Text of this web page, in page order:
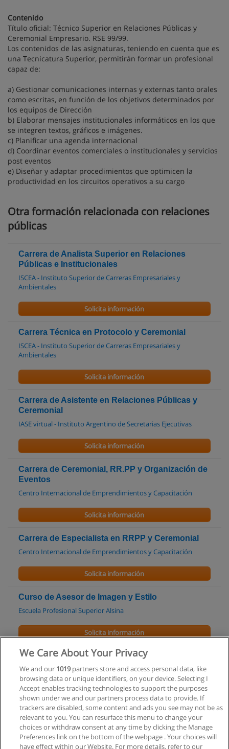
Contenido
Título oficial: Técnico Superior en Relaciones Públicas y
Ceremonial Empresario. RSE 99/99.
Los contenidos de las asignaturas, teniendo en cuenta que es
una Tecnicatura Superior, permitirán formar un profesional
capaz de:
a) Gestionar comunicaciones internas y externas tanto orales
como escritas, en función de los objetivos determinados por
los equipos de Dirección
b) Elaborar mensajes institucionales informáticos en los que
se integren textos, gráficos e imágenes.
c) Planificar una agenda internacional
d) Coordinar eventos comerciales o institucionales y servicios
post eventos
e) Diseñar y adaptar procedimientos que optimicen la
productividad en los circuitos operativos a su cargo
Otra formación relacionada con relaciones
públicas
Carrera de Analista Superior en Relaciones
Públicas e Institucionales
ISCEA - Instituto Superior de Carreras Empresariales y
Ambientales
Solicita información
Carrera Técnica en Protocolo y Ceremonial
ISCEA - Instituto Superior de Carreras Empresariales y
Ambientales
Solicita información
Carrera de Asistente en Relaciones Públicas y
Ceremonial
IASE virtual - Instituto Argentino de Secretarias Ejecutivas
Solicita información
Carrera de Ceremonial, RR.PP y Organización de
Eventos
Centro Internacional de Emprendimientos y Capacitación
Solicita información
Carrera de Especialista en RRPP y Ceremonial
Centro Internacional de Emprendimientos y Capacitación
Solicita información
Curso de Asesor de Imagen y Estilo
Escuela Profesional Superior Alsina
Solicita información
Curso - Del Coaching a la Comunicación
Institucional.
Coaching y Psicologia
Solicita información
We Care About Your Privacy
We and our 1019partners store and access personal data, like
browsing data or unique identifiers, on your device. Selecting I
Accept enables tracking technologies to support the purposes
shown under we and our partners process data to provide. If
trackers are disabled, some content and ads you see may not be as
relevant to you. You can resurface this menu to change your
choices or withdraw consent at any time by clicking the Manage
Preferences link on the bottom of the webpage . Your choices will
have effect within our Website. For more details, refer to our